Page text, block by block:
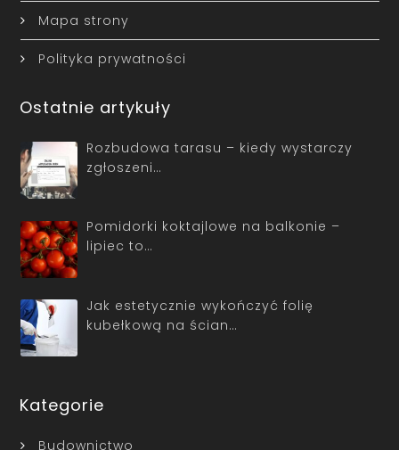
Mapa strony
Polityka prywatności
Ostatnie artykuły
Rozbudowa tarasu – kiedy wystarczy
zgłoszeni…
Pomidorki koktajlowe na balkonie –
lipiec to…
Jak estetycznie wykończyć folię
kubełkową na ścian…
Kategorie
Budownictwo